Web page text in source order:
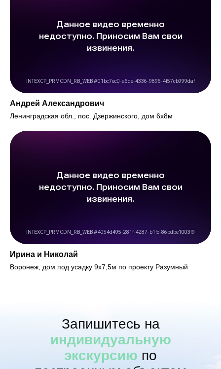
Андрей Александрович
Ленинградская обл., пос. Дзержинского, дом 6х8м
Ирина и Николай
Воронеж, дом под усадку 9х7,5м по проекту Разумный
Запишитесь на
индивидуальную
экскурсию по